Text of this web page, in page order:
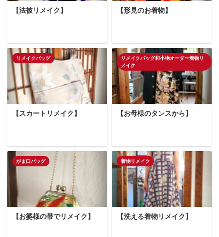
【法被リメイク】 【形見のお着物】
リメイクバッグ
【スカートリメイク】
リメイクバッグ和小物オーダー着物リ
メイク
【お母様のタンスから】
がま口バッグ
【お婆様の帯でリメイク】
着物リメイク
【洗える着物リメイク】